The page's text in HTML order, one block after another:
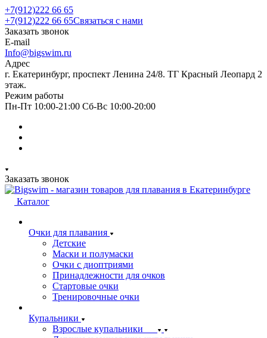
+7(912)222 66 65
+7(912)222 66 65Связаться с нами
Заказать звонок
E-mail
Info@bigswim.ru
Адрес
г. Екатеринбург, проспект Ленина 24/8. ТГ Красный Леопард 2
этаж.
Режим работы
Пн-Пт 10:00-21:00 Сб-Вс 10:00-20:00
Заказать звонок
Каталог
Очки для плавания
Детские
Маски и полумаски
Очки с диоптриями
Принадлежности для очков
Стартовые очки
Тренировочные очки
Купальники
Взрослые купальники